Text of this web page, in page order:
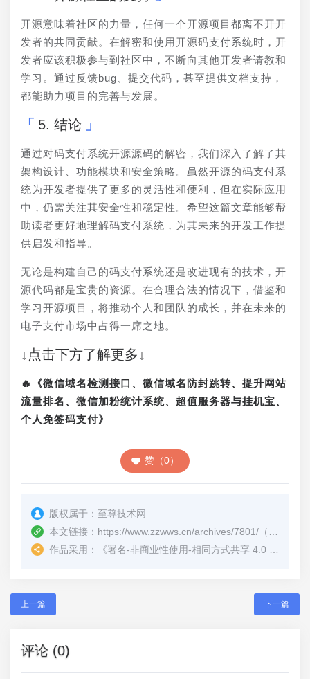
开源意味着社区的力量，任何一个开源项目都离不开开
发者的共同贡献。在解密和使用开源码支付系统时，开
发者应该积极参与到社区中，不断向其他开发者请教和
学习。通过反馈bug、提交代码，甚至提供文档支持，
都能助力项目的完善与发展。
5. 结论
通过对码支付系统开源源码的解密，我们深入了解了其
架构设计、功能模块和安全策略。虽然开源的码支付系
统为开发者提供了更多的灵活性和便利，但在实际应用
中，仍需关注其安全性和稳定性。希望这篇文章能够帮
助读者更好地理解码支付系统，为其未来的开发工作提
供启发和指导。
无论是构建自己的码支付系统还是改进现有的技术，开
源代码都是宝贵的资源。在合理合法的情况下，借鉴和
学习开源项目，将推动个人和团队的成长，并在未来的
电子支付市场中占得一席之地。
↓点击下方了解更多↓
🔥《微信域名检测接口、微信域名防封跳转、提升网站
流量排名、微信加粉统计系统、超值服务器与挂机宝、
个人免签码支付》
赞（0）
版权属于： 至尊技术网
本文链接： https://www.zzwws.cn/archives/7801/ （转载时请注明本文出处及文章链接）
作品采用：
《署名-非商业性使用-相同方式共享 4.0 国际 (CC BY-NC-SA 4.0)
上一篇 下一篇
评论 (0)